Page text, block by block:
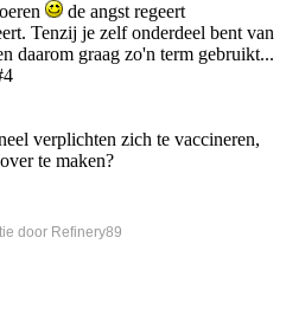
de angst regeert
Tenzij je zelf onderdeel bent van
daarom graag zo'n term gebruikt...
verplichten zich te vaccineren,
te maken?
door Refinery89